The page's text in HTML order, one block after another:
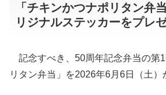
「チキンかつナポリタン弁
リジナルステッカーをプレ
記念すべき、50周年記念弁当の第
リタン弁当」を2026年6月6日（土）